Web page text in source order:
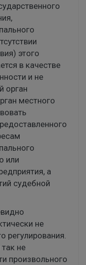
этого
в качестве
и не
орган
местного
или
а
судебной
не
регулирования.
не
произвольного